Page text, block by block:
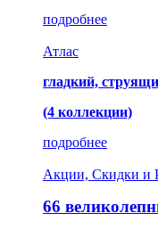
подробнее
Атлас
гладкий,
(4 коллекции)
подробнее
Акции, Скидки и
66